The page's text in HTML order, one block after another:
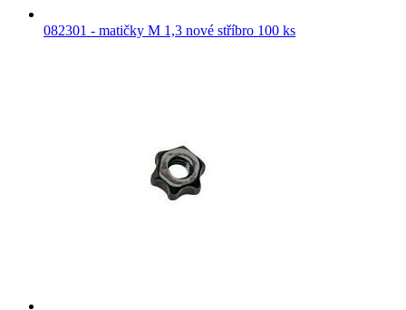
082301 - matičky M 1,3 nové stříbro 100 ks